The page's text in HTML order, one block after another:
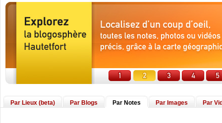
Par Lieux (beta) Par Blogs Par Notes Par Images Par